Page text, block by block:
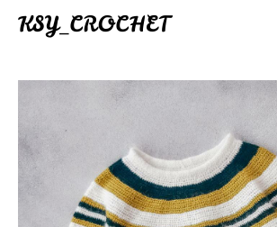
KSY_CROCHET